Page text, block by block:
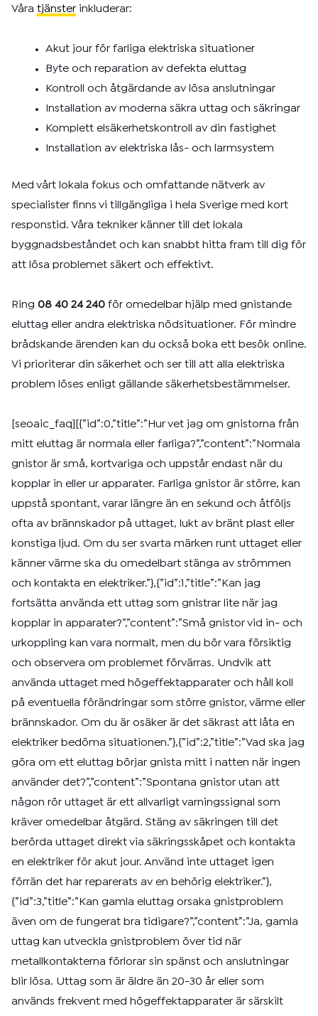
Våra tjänster inkluderar:
Akut jour för farliga elektriska situationer
Byte och reparation av defekta eluttag
Kontroll och åtgärdande av lösa anslutningar
Installation av moderna säkra uttag och säkringar
Komplett elsäkerhetskontroll av din fastighet
Installation av elektriska lås- och larmsystem
Med vårt lokala fokus och omfattande nätverk av
specialister finns vi tillgängliga i hela Sverige med kort
responstid. Våra tekniker känner till det lokala
byggnadsbeståndet och kan snabbt hitta fram till dig för
att lösa problemet säkert och effektivt.
Ring 08 40 24 240 för omedelbar hjälp med gnistande
eluttag eller andra elektriska nödsituationer. För mindre
brådskande ärenden kan du också boka ett besök online.
Vi prioriterar din säkerhet och ser till att alla elektriska
problem löses enligt gällande säkerhetsbestämmelser.
[seoaic_faq][{”id”:0,”title”:”Hur vet jag om gnistorna från
mitt eluttag är normala eller farliga?”,”content”:”Normala
gnistor är små, kortvariga och uppstår endast när du
kopplar in eller ur apparater. Farliga gnistor är större, kan
uppstå spontant, varar längre än en sekund och åtföljs
ofta av brännskador på uttaget, lukt av bränt plast eller
konstiga ljud. Om du ser svarta märken runt uttaget eller
känner värme ska du omedelbart stänga av strömmen
och kontakta en elektriker.”},{”id”:1,”title”:”Kan jag
fortsätta använda ett uttag som gnistrar lite när jag
kopplar in apparater?”,”content”:”Små gnistor vid in- och
urkoppling kan vara normalt, men du bör vara försiktig
och observera om problemet förvärras. Undvik att
använda uttaget med högeffektapparater och håll koll
på eventuella förändringar som större gnistor, värme eller
brännskador. Om du är osäker är det säkrast att låta en
elektriker bedöma situationen.”},{”id”:2,”title”:”Vad ska jag
göra om ett eluttag börjar gnista mitt i natten när ingen
använder det?”,”content”:”Spontana gnistor utan att
någon rör uttaget är ett allvarligt varningssignal som
kräver omedelbar åtgärd. Stäng av säkringen till det
berörda uttaget direkt via säkringsskåpet och kontakta
en elektriker för akut jour. Använd inte uttaget igen
förrän det har reparerats av en behörig elektriker.”},
{”id”:3,”title”:”Kan gamla eluttag orsaka gnistproblem
även om de fungerat bra tidigare?”,”content”:”Ja, gamla
uttag kan utveckla gnistproblem över tid när
metallkontakterna förlorar sin spänst och anslutningar
blir lösa. Uttag som är äldre än 20-30 år eller som
används frekvent med högeffektapparater är särskilt